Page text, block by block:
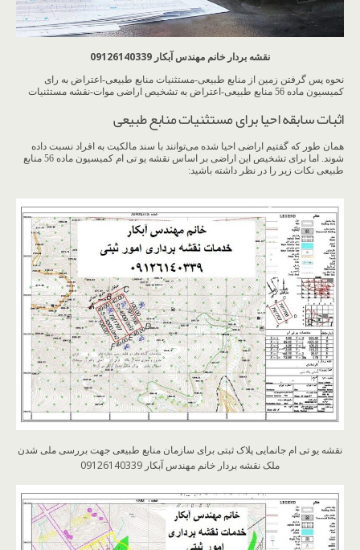
نقشه بردار خانم مهندس آبکار 09126140339
نحوه پس گرفتن زمین از منابع طبیعی-مستثنیات منابع طبیعی-اعتراض به رای
کمیسیون ماده 56 منابع طبیعی-اعتراض به تشخیص اراضی موات-نقشه مستثنیات
اثبات سابقه احیا برای مستثنیات منابع طبیعی
همان طور که گفتیم اراضی احیا شده می‌توانند با سند مالکیت به افراد نسبت داده
شوند. اما برای تشخیص این اراضی بر اساس نقشه یو تی ام کمیسیون ماده 56 منابع
طبیعی نکات زیر را در نظر داشته باشید:
نقشه یو تی ام جانمایی پلاک ثبتی برای سازمان منابع طبیعی جهت بررسی ملی شدن
ملک نقشه بردار خانم مهندس آبکار 09126140339